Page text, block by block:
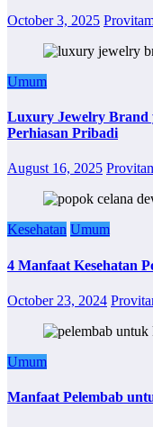
October 3, 2025
Umum
Luxury Jewelry Brand
Perhiasan Pribadi
August 16, 2025
Kesehatan Umum
4 Manfaat Kesehatan
October 23, 2024
Umum
Manfaat Pelembab